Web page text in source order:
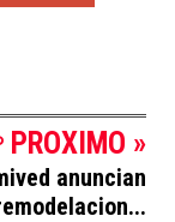
PROXIMO »
anuncian